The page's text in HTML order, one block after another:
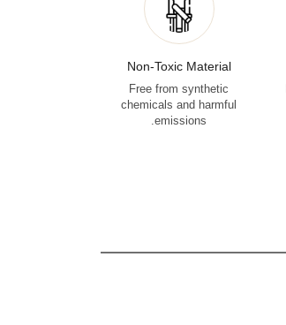
Non-Toxic Material
Free from synthetic
chemicals and harmful
emissions.